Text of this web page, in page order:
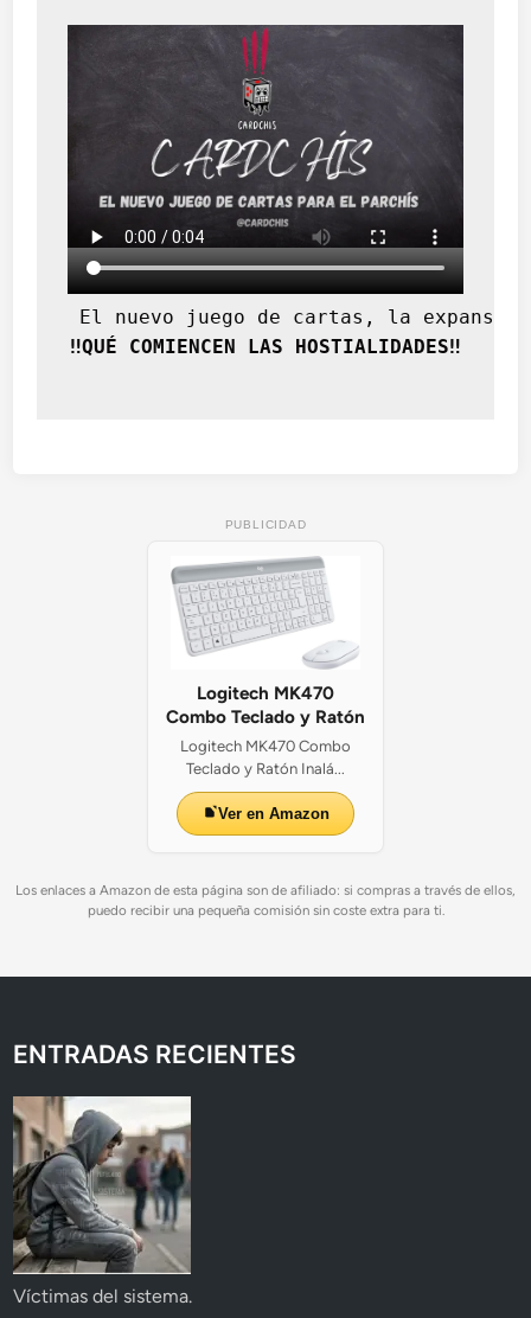
El nuevo juego de cartas, la
‼️QUÉ COMIENCEN LAS HOSTIALIDADES‼️
PUBLICIDAD
Logitech MK470
Combo Teclado y Ratón
Logitech MK470 Combo
Teclado y Ratón Inalá...
Ver en Amazon
Los enlaces a Amazon de esta página son de afiliado: si compras a través de ellos,
puedo recibir una pequeña comisión sin coste extra para ti.
ENTRADAS RECIENTES
Víctimas del sistema.